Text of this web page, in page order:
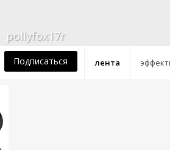
лента
pollyfox17r
Подписаться